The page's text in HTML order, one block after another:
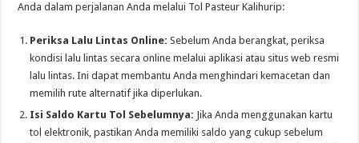
Anda dalam perjalanan Anda melalui Tol Pasteur Kalihurip:
Periksa Lalu Lintas Online: Sebelum Anda berangkat, periksa
kondisi lalu lintas secara online melalui aplikasi atau situs web resmi
lalu lintas. Ini dapat membantu Anda menghindari kemacetan dan
memilih rute alternatif jika diperlukan.
Isi Saldo Kartu Tol Sebelumnya: Jika Anda menggunakan kartu
tol elektronik, pastikan Anda memiliki saldo yang cukup sebelum